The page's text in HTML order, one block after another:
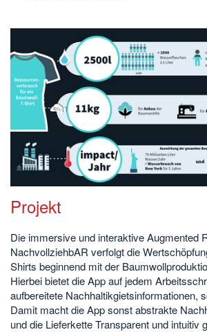
Projekt
Die immersive und interaktive Augmented
NachvollziehbAR verfolgt die
Shirts beginnend mit der
Hierbei bietet die App auf jedem
aufbereitete Nachhaltikgietsinformationen,
Damit macht die App sonst abstrakte
und die Lieferkette Transparent und intuitiv